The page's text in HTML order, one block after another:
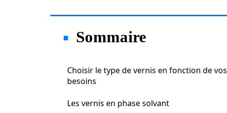
Sommaire
Choisir le type de vernis en fonction de vos
besoins
Les vernis en phase solvant